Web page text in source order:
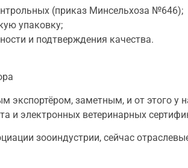
(приказ Минсельхоза №646);
упаковку;
и подтверждения качества.
экспортёром, заметным, и от этого
и электронных ветеринарных
зооиндустрии, сейчас